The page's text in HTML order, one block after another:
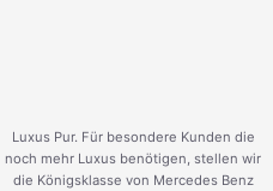
Luxus Pur. Für besondere Kunden die
noch mehr Luxus benötigen, stellen wir
die Königsklasse von Mercedes Benz